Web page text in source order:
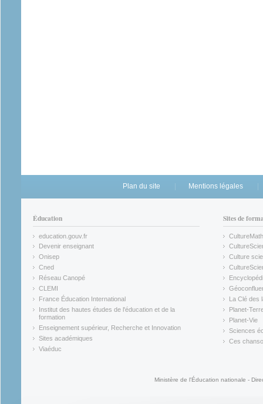
Plan du site Mentions légales
Éducation
education.gouv.fr
(link is external)
Devenir enseignant
(link is external)
Onisep
(link is external)
Cned
(link is external)
Réseau Canopé
(link is external)
CLEMI
(link is external)
France Éducation International
(link is external)
Institut des hautes études de l'éducation et de la
formation
(link is external)
Enseignement supérieur, Recherche et Innovation
(link is external)
Sites académiques
(link is external)
Viaéduc
Sites de
CultureMath
(link is
(link is
Culture
(link is
(link is
(link is
La Clé des
(link is
Planet-
(link is
Planet-Vie
(link is
Sciences
(link is
Ces
Ministère de l'Éducation nationale -